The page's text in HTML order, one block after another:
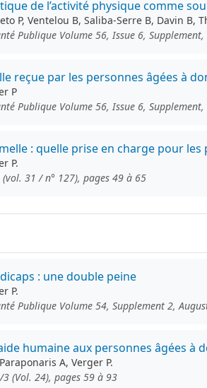
de l’activité physique comme
P, Ventelou B, Saliba-Serre B, Davin B,
Publique Volume 56, Issue 6,
reçue par les personnes âgées à
P
Publique Volume 56, Issue 6,
: quelle prise en charge pour les
P.
31 / n° 127), pages 49 à 65
: une double peine
P.
Publique Volume 54, Supplement 2,
humaine aux personnes âgées
A, Verger P.
3 (Vol. 24), pages 59 à 93